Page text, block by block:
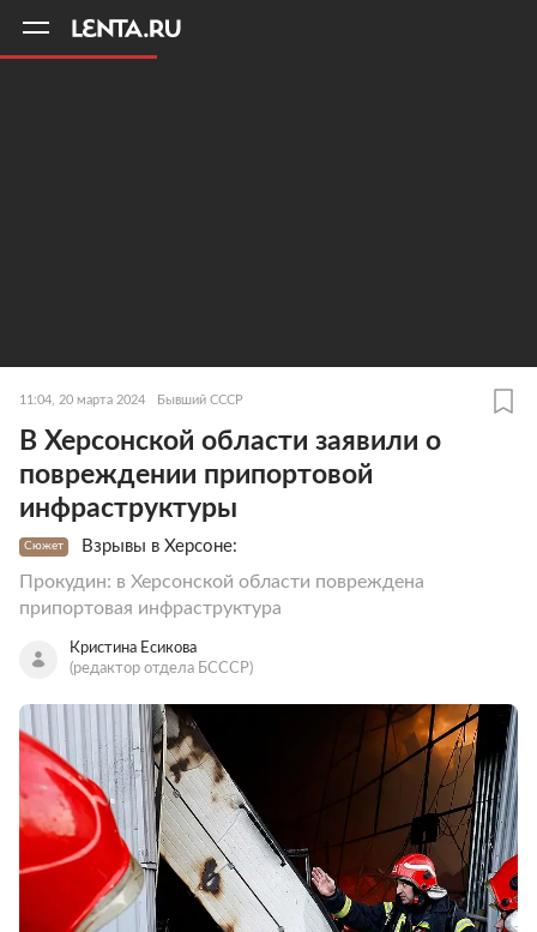
11:04, 20 марта 2024 Бывший СССР
В Херсонской области заявили о
повреждении припортовой
инфраструктуры
Сюжет Взрывы в Херсоне:
Прокудин: в Херсонской области повреждена
припортовая инфраструктура
Кристина Есикова
(редактор отдела БСССР)